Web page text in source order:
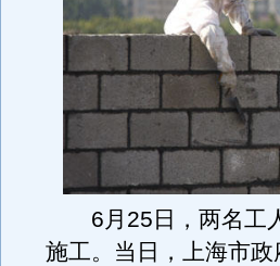
6月25日，两名工人
施工。当日，上海市